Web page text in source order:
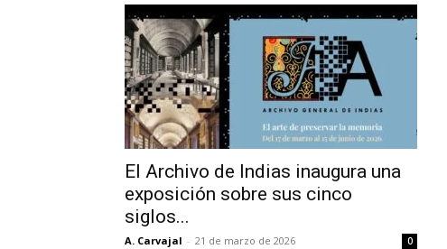
El Archivo de Indias inaugura una
exposición sobre sus cinco
siglos...
A. Carvajal - 21 de marzo de 2026 0